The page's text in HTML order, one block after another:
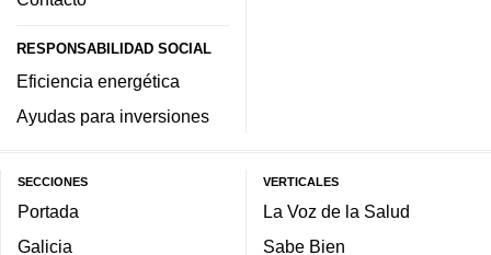
RESPONSABILIDAD SOCIAL
Eficiencia energética
Ayudas para inversiones
SECCIONES
Portada
Galicia
VERTICALES
La Voz de la Salud
Sabe Bien